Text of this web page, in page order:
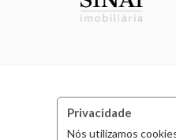
Privacidade
Nós utilizamos